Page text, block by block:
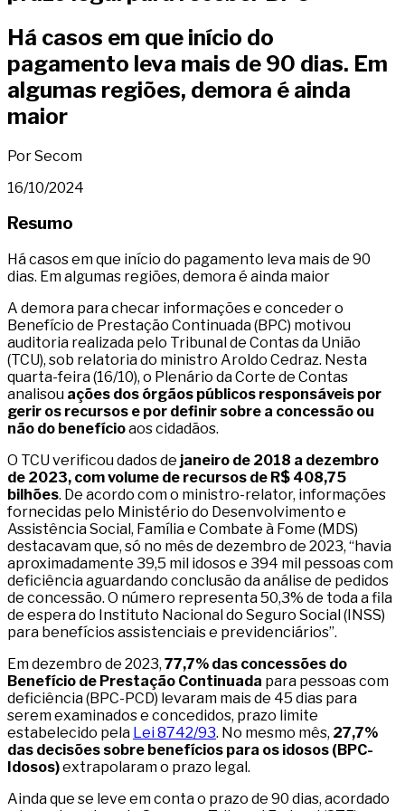
Há casos em que início do
pagamento leva mais de 90 dias. Em
algumas regiões, demora é ainda
maior
Por Secom
16/10/2024
Resumo
Há casos em que início do pagamento leva mais de 90
dias. Em algumas regiões, demora é ainda maior
A demora para checar informações e conceder o
Benefício de Prestação Continuada (BPC) motivou
auditoria realizada pelo Tribunal de Contas da União
(TCU), sob relatoria do ministro Aroldo Cedraz. Nesta
quarta-feira (16/10), o Plenário da Corte de Contas
analisou ações dos órgãos públicos responsáveis por
gerir os recursos e por definir sobre a concessão ou
não do benefícioaos cidadãos.
O TCU verificou dados de janeiro de 2018 a dezembro
de 2023, com volume de recursos de R$ 408,75
bilhões. De acordo com o ministro-relator, informações
fornecidas pelo Ministério do Desenvolvimento e
Assistência Social, Família e Combate à Fome (MDS)
destacavam que, só no mês de dezembro de 2023, “havia
aproximadamente 39,5 mil idosos e 394 mil pessoas com
deficiência aguardando conclusão da análise de pedidos
de concessão. O número representa 50,3% de toda a fila
de espera do Instituto Nacional do Seguro Social (INSS)
para benefícios assistenciais e previdenciários”.
Em dezembro de 2023, 77,7% das concessões do
Benefício de Prestação Continuada para pessoas com
deficiência (BPC-PCD) levaram mais de 45 dias para
serem examinados e concedidos, prazo limite
estabelecido pela Lei 8742/93. No mesmo mês, 27,7%
das decisões sobre benefícios para os idosos (BPC-
Idosos)extrapolaram o prazo legal.
Ainda que se leve em conta o prazo de 90 dias, acordado